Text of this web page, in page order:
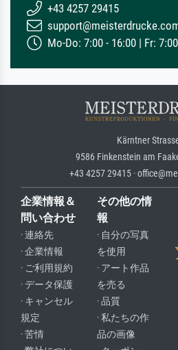
+43 4257 29415
Mo-Do: 7:00 - 16:00 | Fr:
Kärntner
9586 Finkenstein am
+43 4257 29415 ·
企業情報＆
問い合わせ
· 連絡先
· 企業情報
· ご利用規約
· データ保護
· キャンセル
規定
· 苦情
その他の情
報
· 自分の写真
を使用
· アート作品
を売る
· 品質
· 私たちの作
品の画像